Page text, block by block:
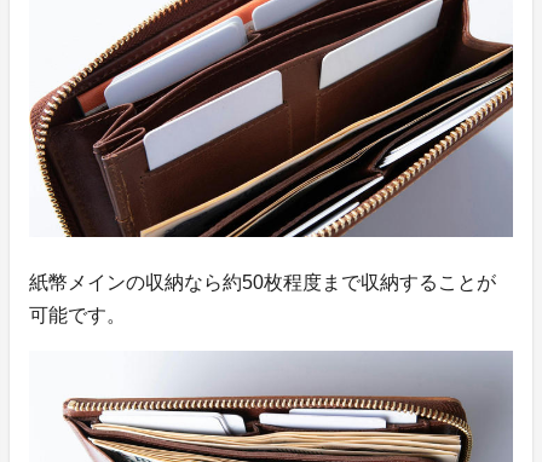
紙幣メインの収納なら約50枚程度まで収納することが
可能です。